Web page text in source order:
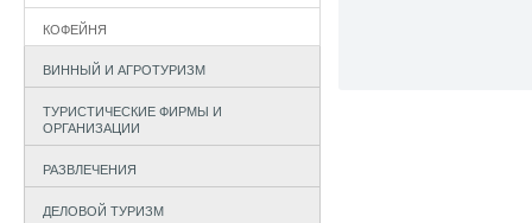
КОФЕЙНЯ
ВИННЫЙ И АГРОТУРИЗМ
ТУРИСТИЧЕСКИЕ ФИРМЫ И
ОРГАНИЗАЦИИ
РАЗВЛЕЧЕНИЯ
ДЕЛОВОЙ ТУРИЗМ